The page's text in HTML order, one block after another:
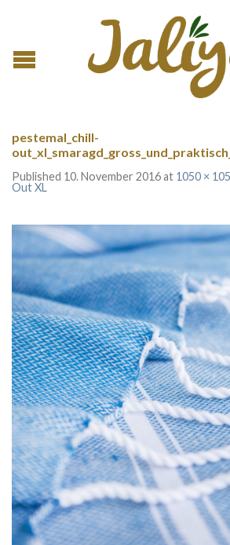
pestemal_chill-
Published 10. November 2016at 1050 ×
Out XL